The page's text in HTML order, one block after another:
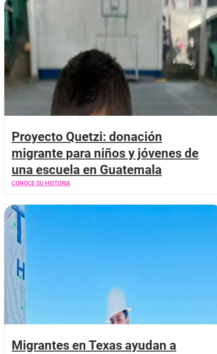
Proyecto Quetzi: donación
migrante para niños y jóvenes de
una escuela en Guatemala
CONOCE SU HISTORIA
Migrantes en Texas ayudan a